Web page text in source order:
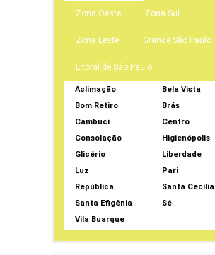
Zona Oeste Zona Sul
Zona Leste Grande São Paulo
Litoral de São Paulo
Aclimação
Bela Vista
Bom Retiro
Brás
Cambuci
Centro
Consolação
Higienópolis
Glicério
Liberdade
Luz
Pari
República
Santa Cecília
Santa Efigênia
Sé
Vila Buarque